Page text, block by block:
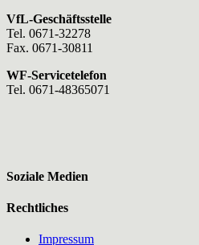
VfL-Geschäftsstelle
Tel. 0671-32278
Fax. 0671-30811
WF-Servicetelefon
Tel. 0671-48365071
Soziale Medien
Rechtliches
Impressum